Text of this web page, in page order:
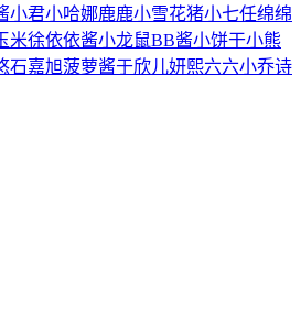
小君小哈娜鹿鹿小雪花猪小七任绵绵
米徐依依酱小龙鼠BB酱小饼干小熊
石嘉旭菠萝酱于欣儿妍熙六六小乔诗